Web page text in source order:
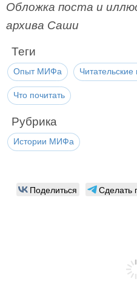
Обложка поста и
архива Саши
Теги
Опыт МИФа Читательские
Что почитать
Рубрика
Истории МИФа
Поделиться Сделать